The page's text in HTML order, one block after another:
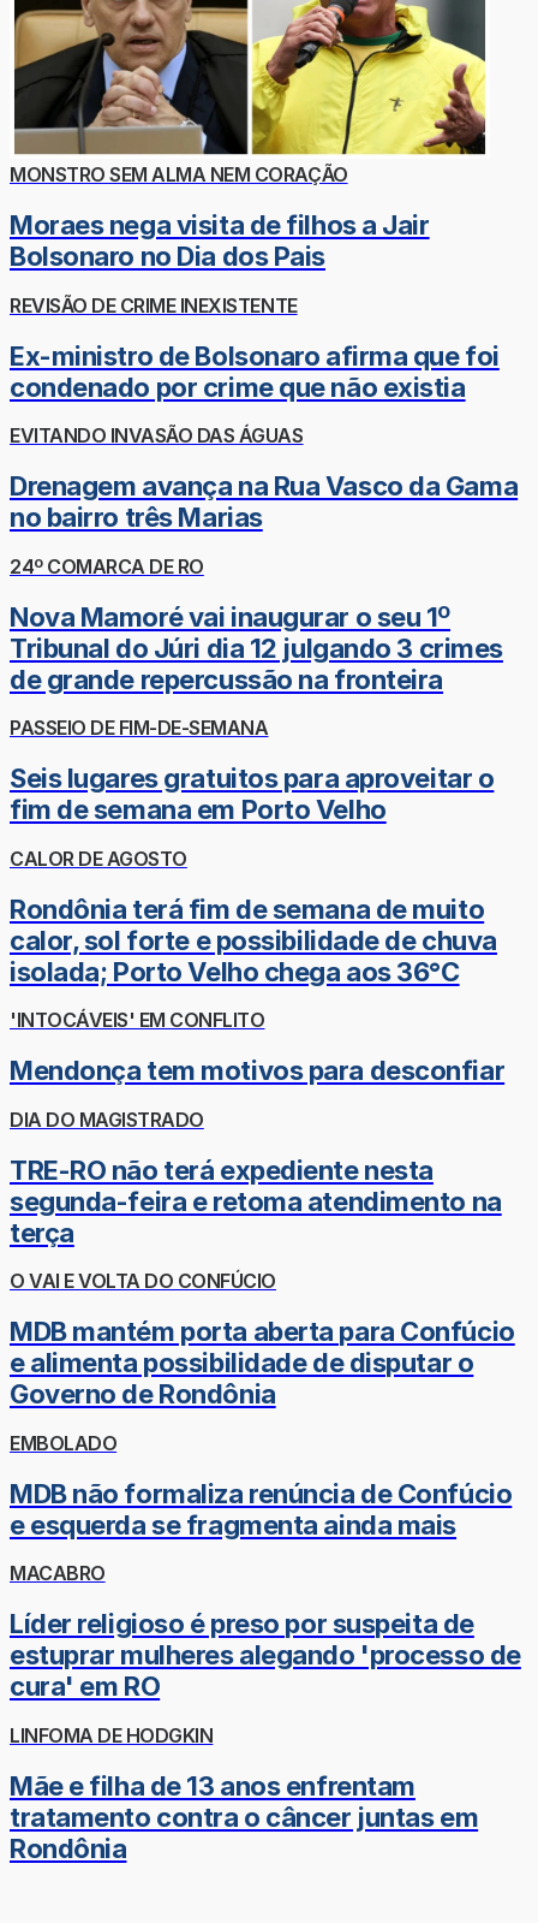
MONSTRO SEM ALMA NEM CORAÇÃO
Moraes nega visita de filhos a Jair
Bolsonaro no Dia dos Pais
REVISÃO DE CRIME INEXISTENTE
Ex-ministro de Bolsonaro afirma que foi
condenado por crime que não existia
EVITANDO INVASÃO DAS ÁGUAS
Drenagem avança na Rua Vasco da Gama
no bairro três Marias
24º COMARCA DE RO
Nova Mamoré vai inaugurar o seu 1º
Tribunal do Júri dia 12 julgando 3 crimes
de grande repercussão na fronteira
PASSEIO DE FIM-DE-SEMANA
Seis lugares gratuitos para aproveitar o
fim de semana em Porto Velho
CALOR DE AGOSTO
Rondônia terá fim de semana de muito
calor, sol forte e possibilidade de chuva
isolada; Porto Velho chega aos 36°C
'INTOCÁVEIS' EM CONFLITO
Mendonça tem motivos para desconfiar
DIA DO MAGISTRADO
TRE-RO não terá expediente nesta
segunda-feira e retoma atendimento na
terça
O VAI E VOLTA DO CONFÚCIO
MDB mantém porta aberta para Confúcio
e alimenta possibilidade de disputar o
Governo de Rondônia
EMBOLADO
MDB não formaliza renúncia de Confúcio
e esquerda se fragmenta ainda mais
MACABRO
Líder religioso é preso por suspeita de
estuprar mulheres alegando 'processo de
cura' em RO
LINFOMA DE HODGKIN
Mãe e filha de 13 anos enfrentam
tratamento contra o câncer juntas em
Rondônia